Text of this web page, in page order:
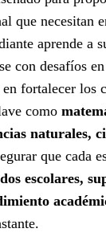
que necesitan
aprende a
con desafíos
fortalecer los
como
naturales,
que cada
escolares,